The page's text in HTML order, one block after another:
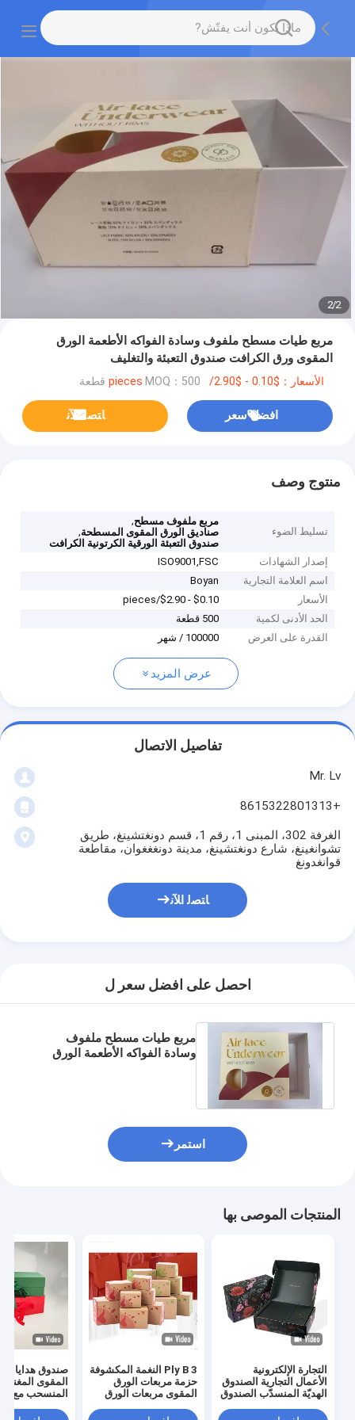
2
/
2
مربع طيات مسطح ملفوف وسادة الفواكه الأطعمة الورق
المقوى ورق الكرافت صندوق التعبئة والتغليف
الأسعار：$0.10 - $2.90/pieces MOQ：500 قطعة
افضل سعر ﺎﺘﺼﻟ ﺍﻶﻧ
منتوج وصف
تسليط الضوء
مربع ملفوف مسطح,
صناديق الورق المقوى المسطحة,
صندوق التعبئة الورقية الكرتونية الكرافت
إصدار الشهادات
ISO9001,‌FSC
اسم العلامة التجارية
Boyan
الأسعار
$0.10 - $2.90/pieces
الحد الأدنى لكمية
500 قطعة
القدرة على العرض
100000 / شهر
عرض المزيد
تفاصيل الاتصال
Mr. Lv
+8615322801313
الغرفة 302، المبنى 1، رقم 1، قسم دونغتشينغ، طريق
تشوانغينغ، شارع دونغتشينغ، مدينة دونغغغوان، مقاطعة
قوانغدونغ
ﺎﺘﺼﻟ ﺍﻶﻧ
احصل على افضل سعر ل
مربع طيات مسطح ملفوف
وسادة الفواكه الأطعمة الورق
استمر
المنتجات الموصى بها
التجارة الإلكترونية
الأعمال التجارية الصندوق
الهديّة المنسدّب الصندوق
الكرتوني المموجات
3 Ply B النغمة المكشوفة
حزمة مربعات الورق
المقوى مربعات الورق
البيرة مشروبات الحليب
صندوق هدايا
المقوى
المنسحب مع